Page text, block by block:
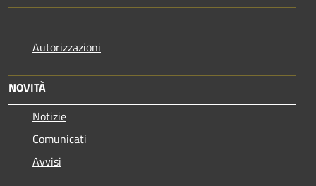
Autorizzazioni
NOVITÀ
Notizie
Comunicati
Avvisi